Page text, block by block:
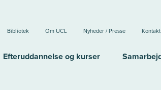
Bibliotek Om UCL Nyheder / Presse Kontakt
Efteruddannelse og kurser